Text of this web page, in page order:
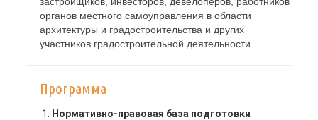
органов местного самоуправления в области
архитектуры и градостроительства и других
участников градостроительной деятельности
Программа
Нормативно-правовая база подготовки